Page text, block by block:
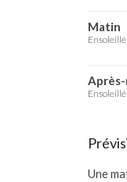
Matin
Ensoleillé
Ensoleillé
Une